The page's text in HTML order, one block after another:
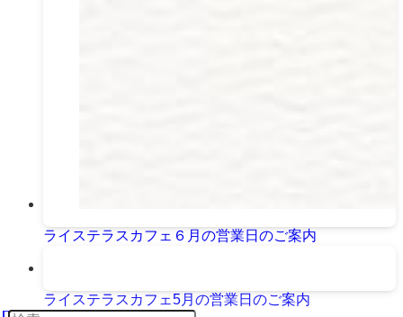
ライステラスカフェ６月の営業日のご案内
ライステラスカフェ5月の営業日のご案内